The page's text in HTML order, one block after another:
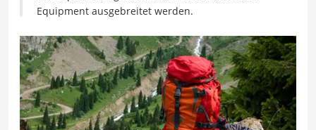
Equipment ausgebreitet werden.